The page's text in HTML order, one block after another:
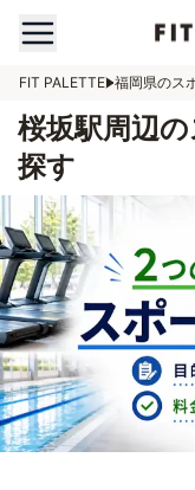
FIT PALETTE 福岡県のス
桜坂駅周辺
探す